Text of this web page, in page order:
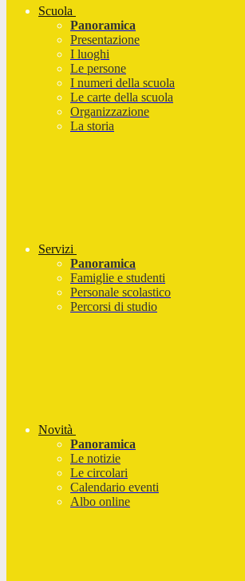
Scuola
Panoramica
Presentazione
I luoghi
Le persone
I numeri della scuola
Le carte della scuola
Organizzazione
La storia
Servizi
Panoramica
Famiglie e studenti
Personale scolastico
Percorsi di studio
Novità
Panoramica
Le notizie
Le circolari
Calendario eventi
Albo online